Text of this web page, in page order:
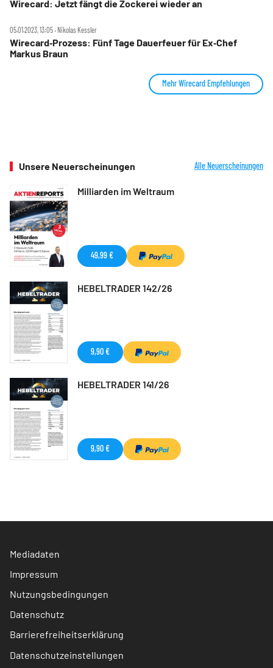
Wirecard: Jetzt fängt die Zockerei wieder an
05.01.2023, 13:05 ‧ Nikolas Kessler
Wirecard‑Prozess: Fünf Tage Dauerfeuer für Ex‑Chef
Markus Braun
Mehr Wirecard Empfehlungen
Unsere Neuerscheinungen Alle Neuerscheinungen
Milliarden im Weltraum
49,99 €
HEBELTRADER 142/26
9,90 €
HEBELTRADER 141/26
9,90 €
Mediadaten
Impressum
Nutzungsbedingungen
Datenschutz
Barrierefreiheitserklärung
Datenschutzeinstellungen